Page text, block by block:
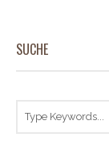
SUCHE